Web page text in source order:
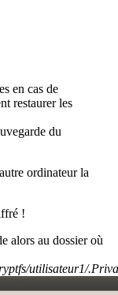
en cas de
restaurer les
du
ordinateur la
!
alors au dossier où
utilisateur1/